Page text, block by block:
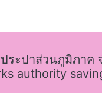
ระปาส่วนภูมิภาค
authority